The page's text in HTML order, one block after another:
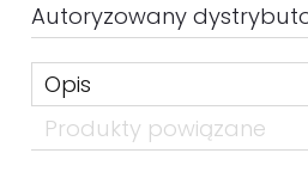
Autoryzowany
Opis
Produkty powiązane